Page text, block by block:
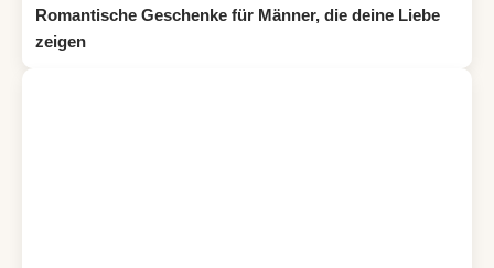
Romantische Geschenke für Männer, die deine Liebe
zeigen